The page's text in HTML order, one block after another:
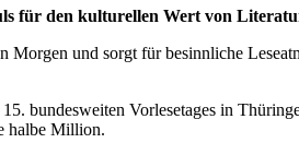
für den kulturellen Wert von
und sorgt für besinnliche
bundesweiten Vorlesetages in
halbe Million.